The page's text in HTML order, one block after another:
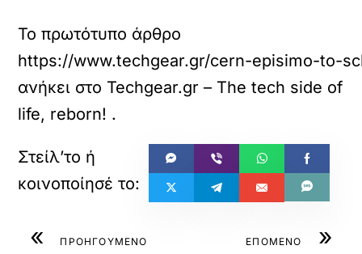
Το πρωτότυπο άρθρο
https://www.techgear.gr/cern-episimo-to-
ανήκει στο Techgear.gr – The tech side of
life, reborn! .
« ΠΡΟΗΓΟΥΜΕΝΟ »
ΕΠΟΜΕΝΟ